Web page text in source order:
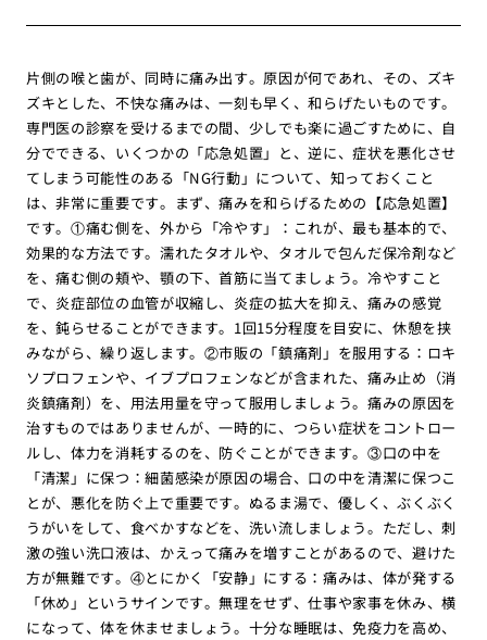
片側の喉と歯が、同時に痛み出す。原因が何であれ、その、ズキ
ズキとした、不快な痛みは、一刻も早く、和らげたいものです。
専門医の診察を受けるまでの間、少しでも楽に過ごすために、自
分でできる、いくつかの「応急処置」と、逆に、症状を悪化させ
てしまう可能性のある「NG行動」について、知っておくこと
は、非常に重要です。まず、痛みを和らげるための【応急処置】
です。①痛む側を、外から「冷やす」：これが、最も基本的で、
効果的な方法です。濡れたタオルや、タオルで包んだ保冷剤など
を、痛む側の頬や、顎の下、首筋に当てましょう。冷やすこと
で、炎症部位の血管が収縮し、炎症の拡大を抑え、痛みの感覚
を、鈍らせることができます。1回15分程度を目安に、休憩を挟
みながら、繰り返します。②市販の「鎮痛剤」を服用する：ロキ
ソプロフェンや、イブプロフェンなどが含まれた、痛み止め（消
炎鎮痛剤）を、用法用量を守って服用しましょう。痛みの原因を
治すものではありませんが、一時的に、つらい症状をコントロー
ルし、体力を消耗するのを、防ぐことができます。③口の中を
「清潔」に保つ：細菌感染が原因の場合、口の中を清潔に保つこ
とが、悪化を防ぐ上で重要です。ぬるま湯で、優しく、ぶくぶく
うがいをして、食べかすなどを、洗い流しましょう。ただし、刺
激の強い洗口液は、かえって痛みを増すことがあるので、避けた
方が無難です。④とにかく「安静」にする：痛みは、体が発する
「休め」というサインです。無理をせず、仕事や家事を休み、横
になって、体を休ませましょう。十分な睡眠は、免疫力を高め、